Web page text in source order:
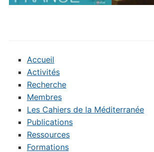
Accueil
Activités
Recherche
Membres
Les Cahiers de la Méditerranée
Publications
Ressources
Formations